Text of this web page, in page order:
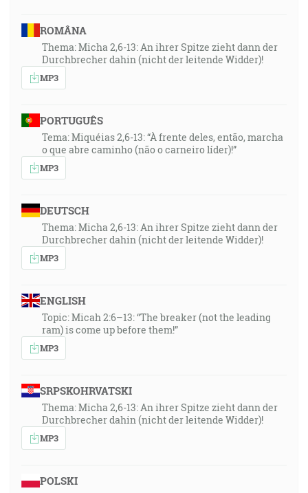
ROMÂNA
Thema: Micha 2,6-13: An ihrer Spitze zieht dann der
Durchbrecher dahin (nicht der leitende Widder)!
MP3
PORTUGUÊS
Tema: Miquéias 2,6-13: “À frente deles, então, marcha
o que abre caminho (não o carneiro líder)!”
MP3
DEUTSCH
Thema: Micha 2,6-13: An ihrer Spitze zieht dann der
Durchbrecher dahin (nicht der leitende Widder)!
MP3
ENGLISH
Topic: Micah 2:6–13: “The breaker (not the leading
ram) is come up before them!”
MP3
SRPSKOHRVATSKI
Thema: Micha 2,6-13: An ihrer Spitze zieht dann der
Durchbrecher dahin (nicht der leitende Widder)!
MP3
POLSKI